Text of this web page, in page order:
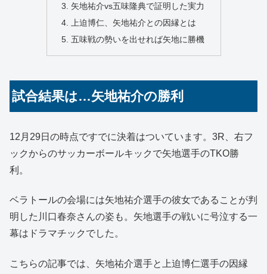
矢地祐介vs五味隆典で証明した実力
上迫博仁、矢地祐介との因縁とは
五味戦の勢いを出せれば矢地に勝機
試合結果は…矢地祐介の勝利
12月29日の時点ですでに決着はついています。3R、右フ
ックからのサッカーボールキックで矢地選手のTKO勝
利。
ベラトールの会場には矢地祐介選手の彼女であることが判
明した川口春奈さんの姿も。矢地選手の戦いに号泣する一
幕はドラマチックでした。
こちらの記事では、矢地祐介選手と上迫博仁選手の因縁